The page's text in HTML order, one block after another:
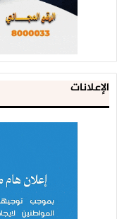
الإعلانات